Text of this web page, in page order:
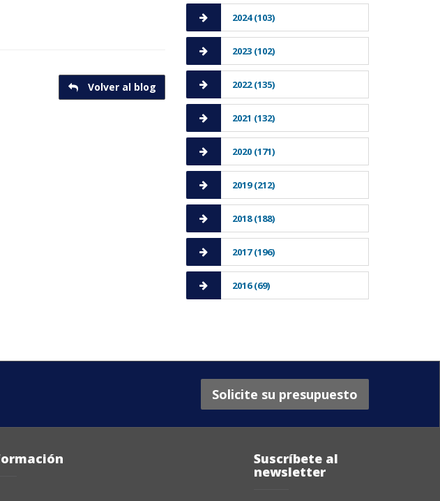
Volver al blog
2024 (103)
2023 (102)
2022 (135)
2021 (132)
2020 (171)
2019 (212)
2018 (188)
2017 (196)
2016 (69)
Solicite su presupuesto
Suscríbete al
newsletter